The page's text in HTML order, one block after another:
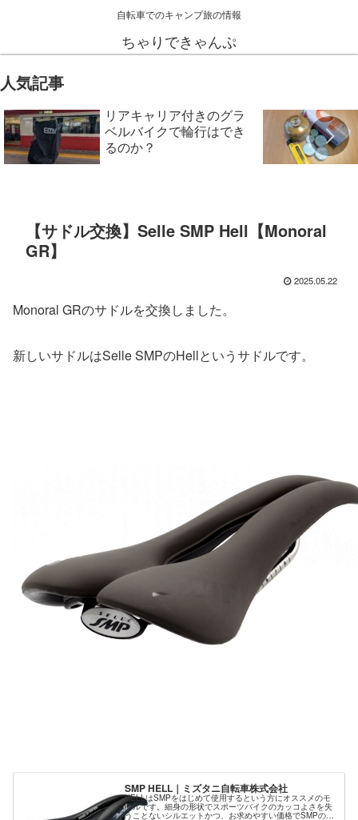
自転車でのキャンプ旅の情報
ちゃりできゃんぷ
人気記事
リアキャリア付きのグラ
ベルバイクで輪行はでき
るのか？
【サドル交換】Selle SMP Hell【Monoral
GR】
2025.05.22
Monoral GRのサドルを交換しました。
新しいサドルはSelle SMPのHellというサドルです。
SMP HELL｜ミズタニ自転車株式会社
HELLはSMPをはじめて使用するという方にオススメのモ
デルです。細身の形状でスポーツバイクのカッコよさを失
うことないシルエットかつ、お求めやすい価格でSMPのテ